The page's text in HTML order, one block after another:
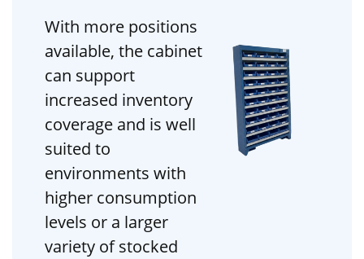
With more positions
available, the cabinet
can support
increased inventory
coverage and is well
suited to
environments with
higher consumption
levels or a larger
variety of stocked